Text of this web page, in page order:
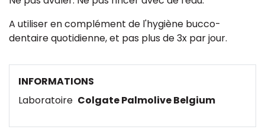
A utiliser en complément de l'hygiène bucco-
dentaire quotidienne, et pas plus de 3x par jour.
INFORMATIONS
Laboratoire Colgate Palmolive Belgium